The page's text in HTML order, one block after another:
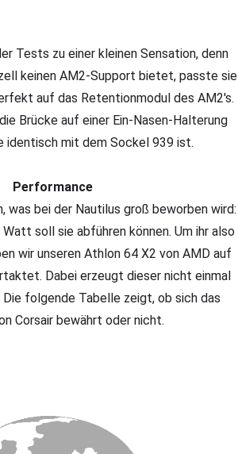
Tests zu einer kleinen Sensation, denn
keinen AM2-Support bietet, passte sie
auf das Retentionmodul des AM2's.
Brücke auf einer Ein-Nasen-Halterung
identisch mit dem Sockel 939 ist.
Performance
was bei der Nautilus groß beworben wird:
soll sie abführen können. Um ihr also
wir unseren Athlon 64 X2 von AMD auf
Dabei erzeugt dieser nicht einmal
folgende Tabelle zeigt, ob sich das
Corsair bewährt oder nicht.